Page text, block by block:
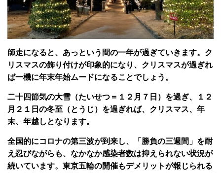
師走になると、あっという間の一年が過ぎていきます。ク
リスマスの飾り付けが印象的になり、クリスマスが過ぎれ
ば一機に年末年始ムードになることでしょう。
二十四節気の大雪（たいせつ＝１２月７日）を過ぎ、１２
月２１日の冬至（とうじ）を過ぎれば、クリスマス、年
末、年越しとなります。
全国的にコロナの第三波が到来し、「勝負の三週間」を耐
え忍びながらも、なかなか感染者数は抑えられない状況が
続いています。東京五輪の開催もデメリットが報じられる